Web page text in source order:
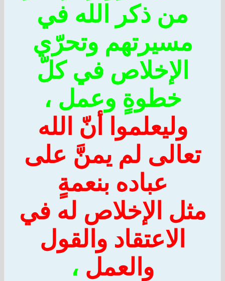
من ذكر الله في
مسيرتهم وتحرّي
الإخلاص في كلّ
خطوةٍ وعمل ،
وليعلموا أنّ الله
لم يمنَّ على
عباده بنعمةٍ
الإخلاص له في
الاعتقاد والقول
والعمل،